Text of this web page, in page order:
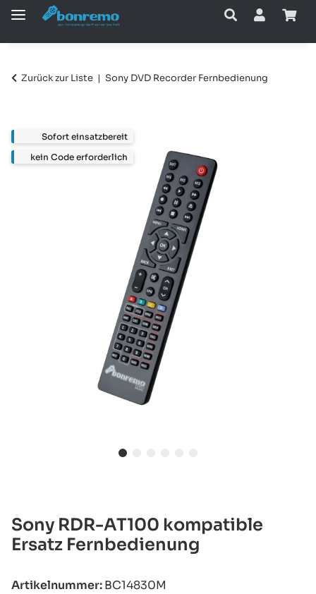
Zurück zur Liste Sony DVD Recorder Fernbedienung
Sony RDR-AT100 kompatible
Ersatz Fernbedienung
Artikelnummer:BC14830M